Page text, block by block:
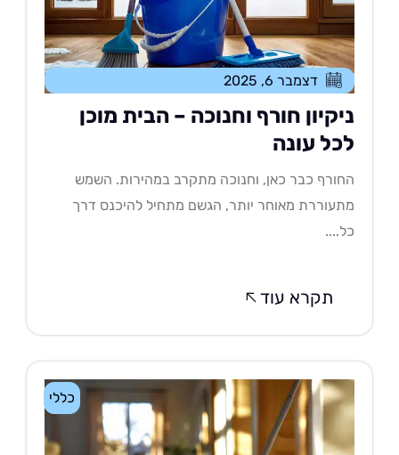
דצמבר 6, 2025
חורף וחנוכה – הבית מוכן
עונה
כבר כאן, וחנוכה מתקרב במהירות. השמש
מאוחר יותר, הגשם מתחיל להיכנס דרך
תקרא עוד
כללי